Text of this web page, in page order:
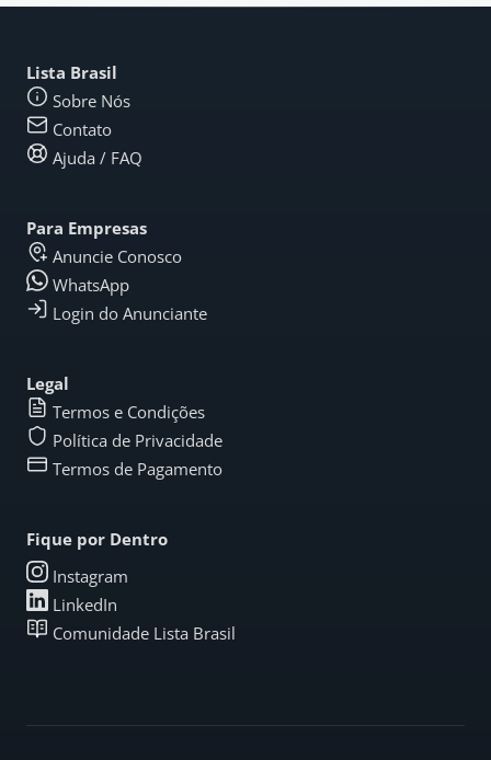
Lista Brasil
Sobre Nós
Contato
Ajuda / FAQ
Para Empresas
Anuncie Conosco
WhatsApp
Login do Anunciante
Legal
Termos e Condições
Política de Privacidade
Termos de Pagamento
Fique por Dentro
Instagram
LinkedIn
Comunidade Lista Brasil